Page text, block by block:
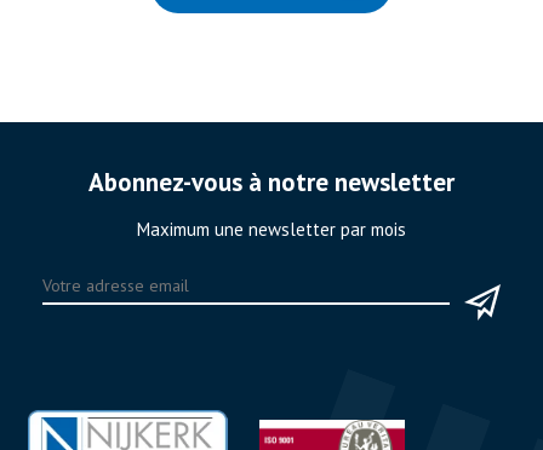
Abonnez-vous à notre newsletter
Maximum une newsletter par mois